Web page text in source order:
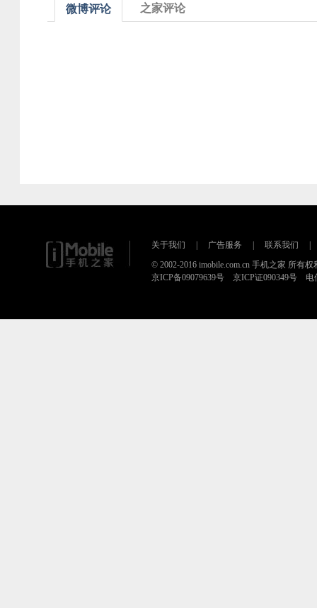
微博评论 之家评论
关于我们 广告服务 联系我们
© 2002-2016 imobile.com.cn 手机之家 所有权
京ICP备09079639号 京ICP证090349号 电